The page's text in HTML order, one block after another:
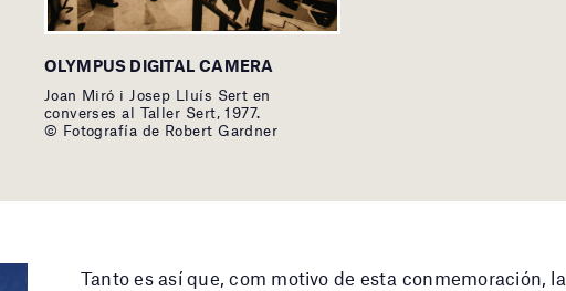
OLYMPUS DIGITAL CAMERA
Joan Miró i Josep Lluís Sert en
converses al Taller Sert, 1977.
© Fotografía de Robert Gardner
Tanto es así que, com motivo de esta conmemoración, la